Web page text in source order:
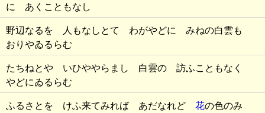
に あくこともなし
野辺なるを 人もなしとて わがやどに みねの白雲も
おりやゐるらむ
たちねとや いひややらまし 白雲の 訪ふこともなく
やどにゐるらむ
ふるさとを けふ来てみれば あだなれど 花の色のみ